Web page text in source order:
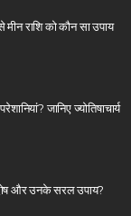
राशि को कौन सा उपाय
जानिए ज्योतिषाचार्य
और उनके सरल उपाय?